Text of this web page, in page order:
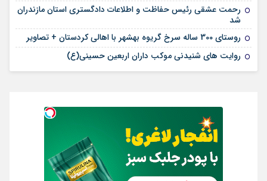
رحمت عشقی رئیس حفاظت و اطلاعات دادگستری استان مازندران
شد
روستای 300 ساله سرخ ‌گریوه بهشهر با اهالی کردستان + تصاویر
روایت های شنیدنی موکب داران اربعین حسینی(ع)